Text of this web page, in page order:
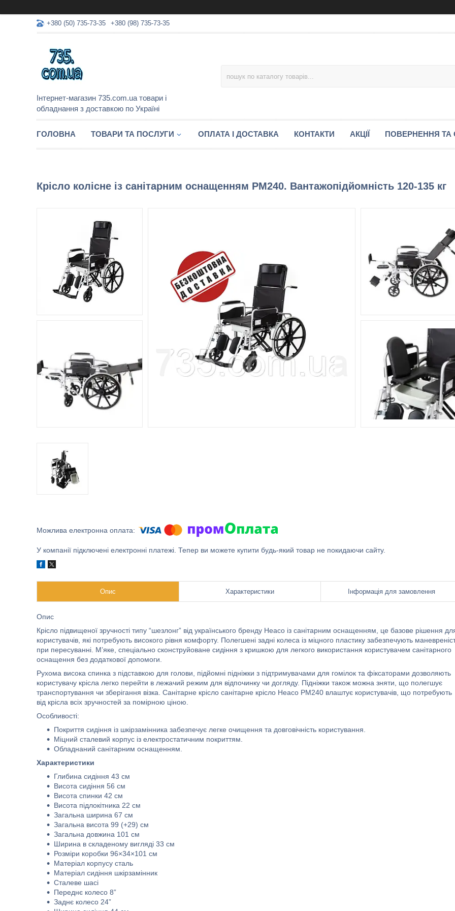
+380 (50) 735-73-35 +380 (98) 735-73-35
Інтернет-магазин 735.com.ua товари і
обладнання з доставкою по Україні
ГОЛОВНА ТОВАРИ ТА ПОСЛУГИ ОПЛАТА І ДОСТАВКА КОНТАКТИ АКЦІЇ ПОВЕРНЕННЯ ТА
Крісло колісне із санітарним оснащенням PM240. Вантажопідйомність 120-135 кг
У компанії підключені електронні платежі. Тепер ви можете купити будь-який товар не покидаючи сайту.
Опис Характеристики Інформація для замовлення
Опис
Крісло підвищеної зручності типу “шезлонг” від українського бренду Heaco із санітарним оснащенням, це базове рішення
користувачів, які потребують високого рівня комфорту. Полегшені задні колеса із міцного пластику забезпечують
при пересуванні. М’яке, спеціально сконструйоване сидіння з кришкою для легкого використання користувачем санітарного
оснащення без додаткової допомоги.
Рухома висока спинка з підставкою для голови, підйомні підніжки з підтримувачами для гомілок та фіксаторами дозволяють
користувачу крісла легко перейти в лежачий режим для відпочинку чи догляду. Підніжки також можна зняти, що полегшує
транспортування чи зберігання візка. Санітарне крісло санітарне крісло Heaco PM240 влаштує користувачів, що потребують
від крісла всіх зручностей за помірною ціною.
Особливості:
Покриття сидіння із шкірзамінника забезпечує легке очищення та довговічність користування.
Міцний сталевий корпус із електростатичним покриттям.
Обладнаний санітарним оснащенням.
Характеристики
Глибина сидіння 43 см
Висота сидіння 56 см
Висота спинки 42 см
Висота підлокітника 22 см
Загальна ширина 67 см
Загальна висота 99 (+29) см
Загальна довжина 101 см
Ширина в складеному вигляді 33 см
Розміри коробки 96×34×101 cм
Матеріал корпусу сталь
Матеріал сидіння шкірзамінник
Сталеве шасі
Переднє колесо 8”
Заднє колесо 24”